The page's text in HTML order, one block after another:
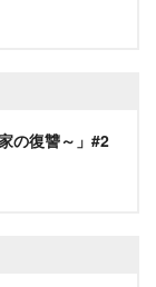
の復讐～」#2